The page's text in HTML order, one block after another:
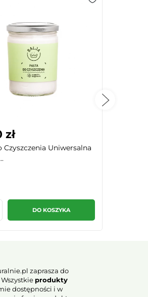
zł
Czyszczenia Uniwersalna
DO KOSZYKA
zaprasza do
produkty
dostępności i w